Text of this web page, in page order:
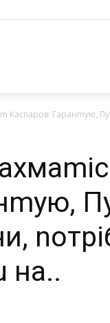
Касnаров: Гаранmую,
на..